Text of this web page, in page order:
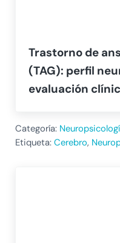
Trastorno de
(TAG): perfil
evaluación
Categoría:
Etiqueta: Cerebro,